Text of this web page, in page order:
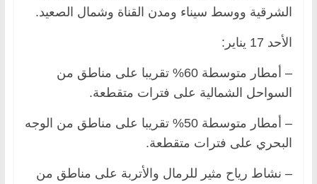
الشرقية ووسط سيناء ومدن القناة وشمال الصعيد.
الأحد 17 يناير:
– أمطار متوسطة 60% تقريبا على مناطق من
السواحل الشمالية على فترات متقطعة.
– أمطار متوسطة 50% تقريبا على مناطق من الوجه
البحري على فترات متقطعة.
– نشاط رياح مثير للرمال والأتربة على مناطق من